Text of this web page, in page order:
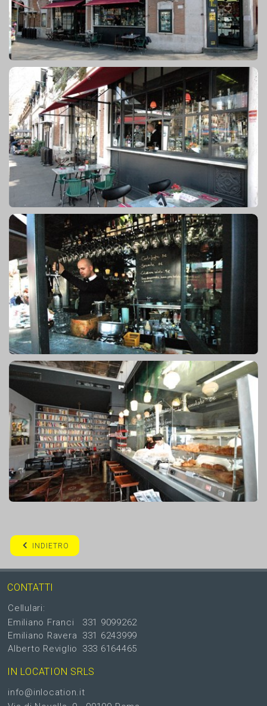
INDIETRO
CONTATTI
Cellulari:
Emiliano Franci
Emiliano Ravera
Alberto Reviglio
331 9099262
331 6243999
333 6164465
IN LOCATION SRLS
info@inlocation.it